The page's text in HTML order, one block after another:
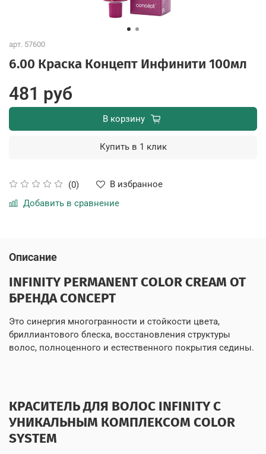
арт. 57600
6.00 Краска Концепт Инфинити 100мл
(0)
В избранное
Добавить в сравнение
481 руб
В корзину
Купить в 1 клик
Описание
INFINITY PERMANENT COLOR CREAM ОТ
БРЕНДА CONCEPT
Это синергия многогранности и стойкости цвета,
бриллиантового блеска, восстановления структуры
волос, полноценного и естественного покрытия седины.
КРАСИТЕЛЬ ДЛЯ ВОЛОС INFINITY С
УНИКАЛЬНЫМ КОМПЛЕКСОМ COLOR
SYSTEM